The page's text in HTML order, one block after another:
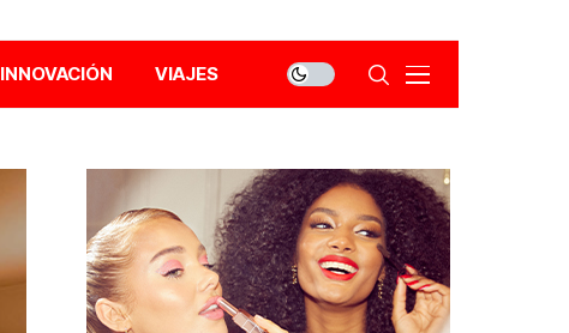
INNOVACIÓN VIAJES